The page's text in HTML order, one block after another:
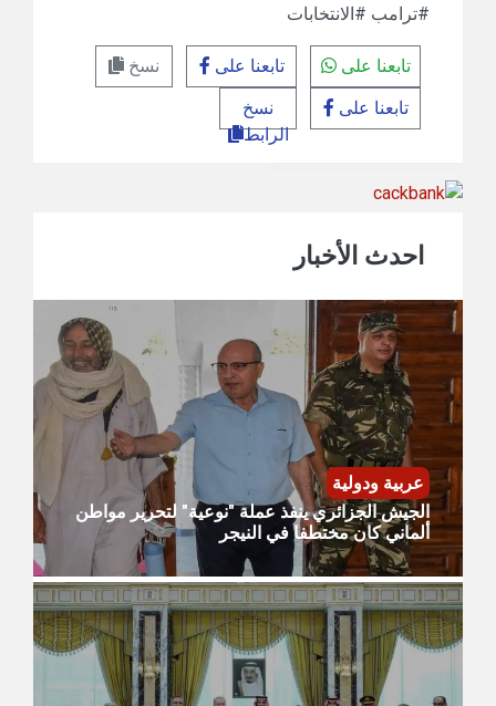
#ترامب #الانتخابات
تابعنا على تابعنا على
نسخ
تابعنا على
نسخ
الرابط
احدث الأخبار
عربية ودولية
الجيش الجزائري ينفذ عملة "نوعية" لتحرير مواطن
ألماني كان مختطفا في النيجر